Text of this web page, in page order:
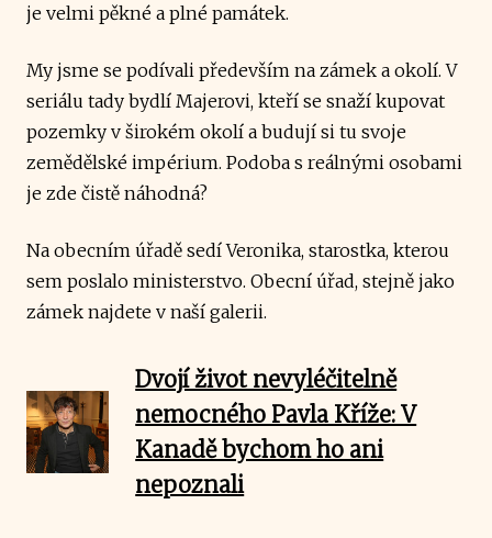
je velmi pěkné a plné památek.
My jsme se podívali především na zámek a okolí. V
seriálu tady bydlí Majerovi, kteří se snaží kupovat
pozemky v širokém okolí a budují si tu svoje
zemědělské impérium. Podoba s reálnými osobami
je zde čistě náhodná?
Na obecním úřadě sedí Veronika, starostka, kterou
sem poslalo ministerstvo. Obecní úřad, stejně jako
zámek najdete v naší galerii.
Dvojí život nevyléčitelně
nemocného Pavla Kříže: V
Kanadě bychom ho ani
nepoznali